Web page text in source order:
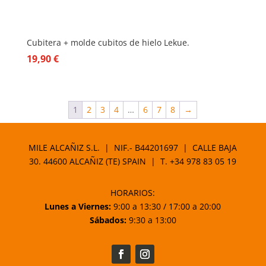
Cubitera + molde cubitos de hielo Lekue.
19,90€
1 2 3 4 … 6 7 8 →
MILE ALCAÑIZ S.L. | NIF.- B44201697 | CALLE BAJA
30. 44600 ALCAÑIZ (TE) SPAIN | T.+34 978 83 05 19
HORARIOS:
Lunes a Viernes: 9:00 a 13:30 / 17:00 a 20:00
Sábados:9:30 a 13:00